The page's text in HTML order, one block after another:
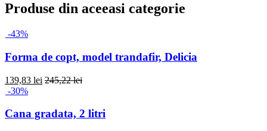
Produse din aceeasi categorie
-43%
Forma de copt, model trandafir, Delicia
139,83 lei 245,22 lei
-30%
Cana gradata, 2 litri